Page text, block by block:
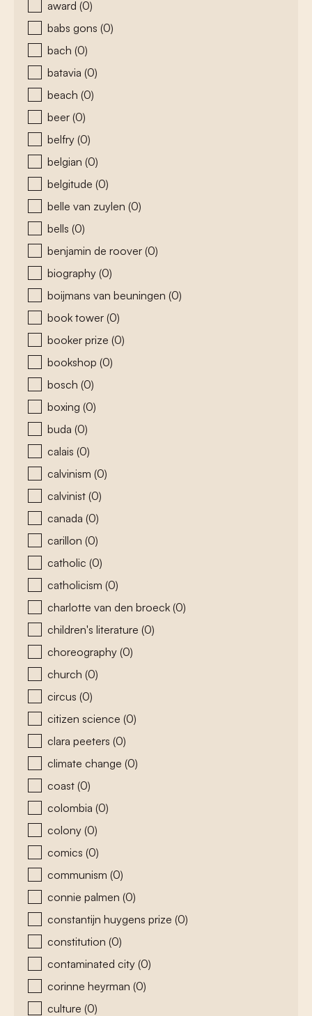
award (0)
babs gons (0)
bach (0)
batavia (0)
beach (0)
beer (0)
belfry (0)
belgian (0)
belgitude (0)
belle van zuylen (0)
bells (0)
benjamin de roover (0)
biography (0)
boijmans van beuningen (0)
book tower (0)
booker prize (0)
bookshop (0)
bosch (0)
boxing (0)
buda (0)
calais (0)
calvinism (0)
calvinist (0)
canada (0)
carillon (0)
catholic (0)
catholicism (0)
charlotte van den broeck (0)
children's literature (0)
choreography (0)
church (0)
circus (0)
citizen science (0)
clara peeters (0)
climate change (0)
coast (0)
colombia (0)
colony (0)
comics (0)
communism (0)
connie palmen (0)
constantijn huygens prize (0)
constitution (0)
contaminated city (0)
corinne heyrman (0)
culture (0)